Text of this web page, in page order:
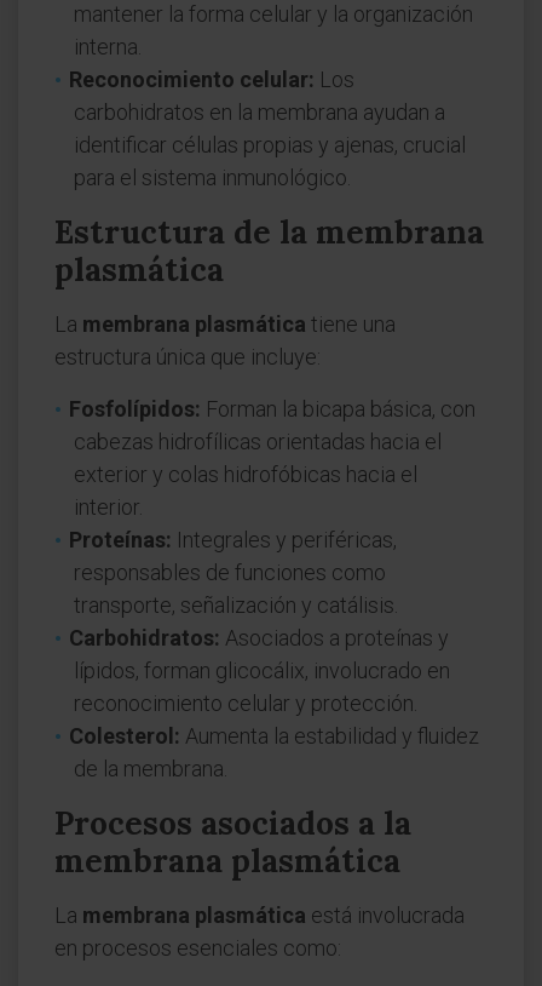
mantener la forma celular y la organización
interna.
Reconocimiento celular: Los
carbohidratos en la membrana ayudan a
identificar células propias y ajenas, crucial
para el sistema inmunológico.
Estructura de la membrana
plasmática
La membrana plasmática tiene una
estructura única que incluye:
Fosfolípidos: Forman la bicapa básica, con
cabezas hidrofílicas orientadas hacia el
exterior y colas hidrofóbicas hacia el
interior.
Proteínas: Integrales y periféricas,
responsables de funciones como
transporte, señalización y catálisis.
Carbohidratos: Asociados a proteínas y
lípidos, forman glicocálix, involucrado en
reconocimiento celular y protección.
Colesterol: Aumenta la estabilidad y fluidez
de la membrana.
Procesos asociados a la
membrana plasmática
La membrana plasmática está involucrada
en procesos esenciales como: